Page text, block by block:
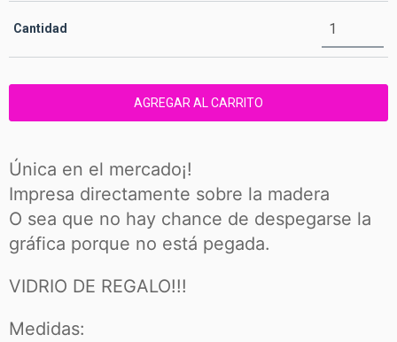
Cantidad
Única en el mercado¡!
Impresa directamente sobre la madera
O sea que no hay chance de despegarse la
gráfica porque no está pegada.
VIDRIO DE REGALO!!!
Medidas: